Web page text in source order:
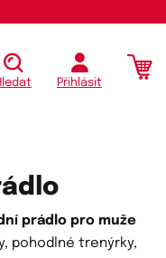
Přihlásit
prádlo pro muže
pohodlné trenýrky,